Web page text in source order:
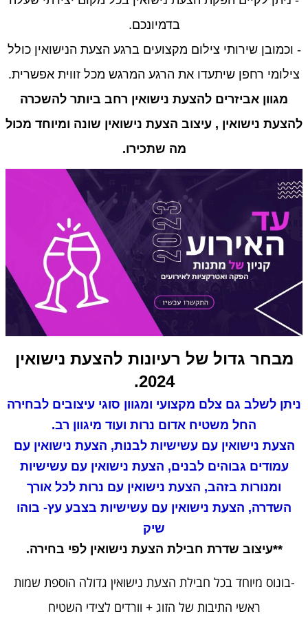
בדמיונכם.
- וכמובן שירותי צילום מקצועים ברגע הצעת הנישואין כולל
צילומי רחפן שיתעדו את הרגע המרגש מכל זווית אפשרית.
מגוון אביזרים להצעת נישואין רחב ביותר להשכרה
להצעת נישואין , עיצוב הצעת נישואין שונה ומיוחד מכול
מה שתכירו.
מבחר גדול של רעיונות להצעת נישואין
2024.
ניתן לשלב גם צלם מקצועי ומגוון סוגי עיצובים לבחירה
החל משטיח אדום נרות ועוד מיגוון רב.
הצעת נישואין עם עשישיות לבנות, הצעת נישואין עם
עמודים גבוהים לבנים, הצעת נישואין עם עשישיות
ומנורות בזהב, הצעת נישואין עם נרות לכל אורך
השדרה, הצעת נישואין עם עשישיות בצבע עץ- בוהו
שיק
**עיצוב שדרת חבילת הצעת נישואין לפי בחירה.
-בונוס מיוחד בכל חבילת הצעת נישואין גדולה הוספת שמות
ראשי התיבות של הזוג + וורדים לצידי השטיח